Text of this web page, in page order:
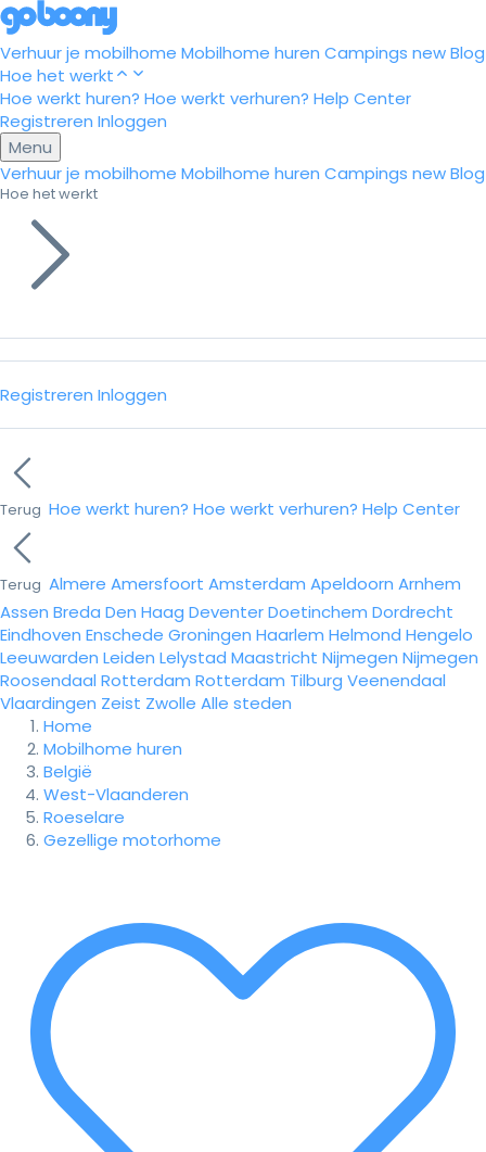
Verhuur je mobilhome Mobilhome huren Campings newBlog
Hoe het werkt
Hoe werkt huren? Hoe werkt verhuren? Help Center
Registreren Inloggen
Menu
Verhuur je mobilhome Mobilhome huren Campings newBlog
Hoe het werkt
Registreren Inloggen
Terug Hoe werkt huren? Hoe werkt verhuren? Help Center
Terug Almere Amersfoort Amsterdam Apeldoorn Arnhem
Assen Breda Den Haag DeventerDoetinchem Dordrecht
Eindhoven Enschede Groningen Haarlem Helmond Hengelo
Leeuwarden Leiden Lelystad Maastricht Nijmegen Nijmegen
Roosendaal Rotterdam Rotterdam Tilburg Veenendaal
Vlaardingen Zeist Zwolle Alle steden
Home
Mobilhome huren
België
West-Vlaanderen
Roeselare
Gezellige motorhome